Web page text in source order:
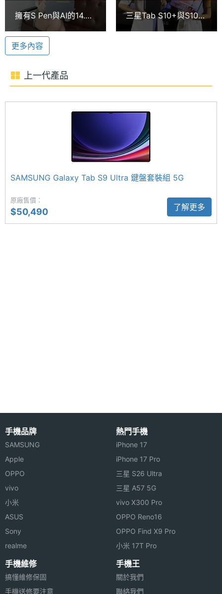
RAM / 512GB ROM，可透過 microSD 卡擴充最高至
1.5TB 儲存空間。
生成式 Galaxy AI 體驗
SAMSUNG Galaxy Tab S10 Ultra 鍵盤套裝組 5G
512GB 為三星首款專為 AI 體驗打造的平板電腦，不
僅擁有完整的 Galaxy AI 功能，具備 AI 搜尋圈、智慧
相片編輯器、塗鴉轉圖像、通話即時翻譯、生成式慢
動作影片、人像棚拍等功能；具備 5G 上網、Wi-Fi
7、藍牙 5.3 以及 Samsung DeX 功能。
SAMSUNG Galaxy Tab S10 Ultra 鍵盤套裝組 5G
512GB 後置 1,300 萬畫素主鏡頭＋800 萬畫素超廣角
SAMSUNG Galaxy Tab S10 Ultra 鍵盤套裝組 5G
◎ 14.6 吋 2,960 x 1,848pixels 解析度螢幕 （120Hz
螢幕更新率）
◎ 聯發科 Dimensity 9300+ 八核心處理器
◎ 12GB RAM / 512GB ROM
◎ IP68 防塵防水
RAM記
憶體
12 GB
ROM儲
存空間
記憶卡 microSD
最大擴
1.5 TB
10090 mAh
主螢幕
尺寸
相機規格
主相機
感光元
件
主相機
LED補
光燈
擁有S Pen與AI的14.6
吋防水平板電腦！三星
Tab S10 Ultra鍵盤套
裝組開箱
三星Tab S10+與S10
Ultra旗艦平板10/4上
更多內容
上一代產品
SAMSUNG Galaxy Tab S9 Ultra 鍵盤套裝組 5G
原廠售價：
$50,490 了解更多
手機品牌
SAMSUNG
Apple
OPPO
vivo
小米
ASUS
Sony
realme
熱門手機
iPhone 17
iPhone 17 Pro
三星 S26 Ultra
三星 A57 5G
vivo X300 Pro
OPPO Reno16
OPPO Find X9 Pro
小米 17T Pro
手機維修
搞懂維修保固
手機送修要注意
手機王
關於我們
聯絡我們